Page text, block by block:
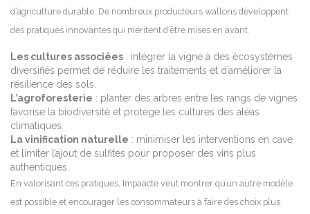
d’agriculture durable. De nombreux producteurs wallons développent
des pratiques innovantes qui méritent d’être mises en avant.
Les cultures associées : intégrer la vigne à des écosystèmes
diversifiés permet de réduire les traitements et d’améliorer la
résilience des sols.
L’agroforesterie : planter des arbres entre les rangs de vignes
favorise la biodiversité et protège les cultures des aléas
climatiques.
La vinification naturelle : minimiser les interventions en cave
et limiter l’ajout de sulfites pour proposer des vins plus
authentiques.
En valorisant ces pratiques, Impaacte veut montrer qu’un autre modèle
est possible et encourager les consommateurs à faire des choix plus